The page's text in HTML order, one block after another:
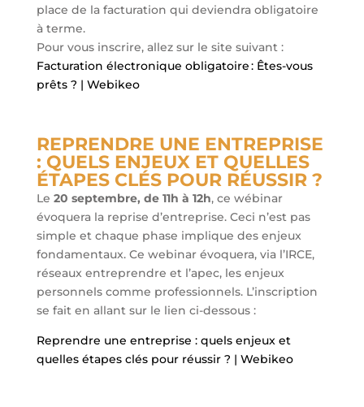
place de la facturation qui deviendra obligatoire
à terme.
Pour vous inscrire, allez sur le site suivant :
Facturation électronique obligatoire : Êtes-vous
prêts ? | Webikeo
REPRENDRE UNE ENTREPRISE
: QUELS ENJEUX ET QUELLES
ÉTAPES CLÉS POUR RÉUSSIR ?
Le 20 septembre, de 11h à 12h, ce wébinar
évoquera la reprise d’entreprise. Ceci n’est pas
simple et chaque phase implique des enjeux
fondamentaux. Ce webinar évoquera, via l’IRCE,
réseaux entreprendre et l’apec, les enjeux
personnels comme professionnels. L’inscription
se fait en allant sur le lien ci-dessous :
Reprendre une entreprise : quels enjeux et
quelles étapes clés pour réussir ? | Webikeo